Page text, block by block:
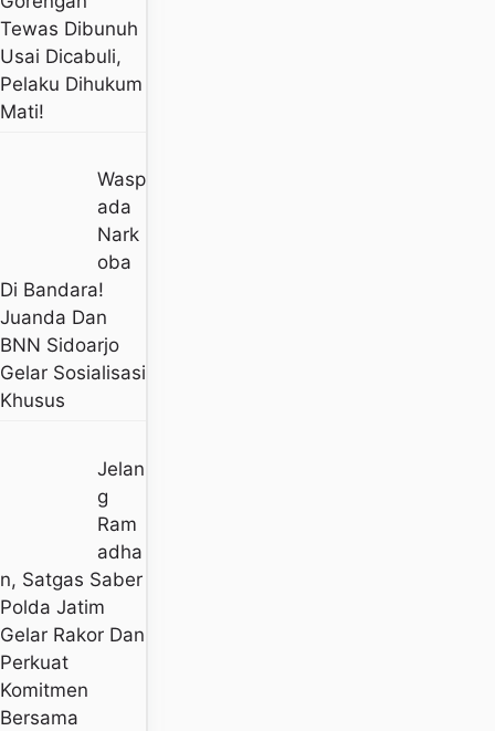
Tewas Dibunuh
Usai Dicabuli,
Pelaku Dihukum
Mati!
Wasp
Ada
Nark
Oba
Di Bandara!
Juanda Dan
BNN Sidoarjo
Gelar Sosialisasi
Khusus
Jelan
G
Ram
Adha
N, Satgas Saber
Polda Jatim
Gelar Rakor Dan
Perkuat
Komitmen
Bersama